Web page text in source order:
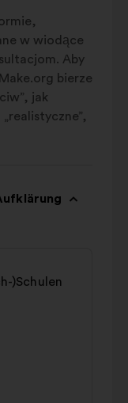
w wiodące
Aby
bierze
jak
)Schulen